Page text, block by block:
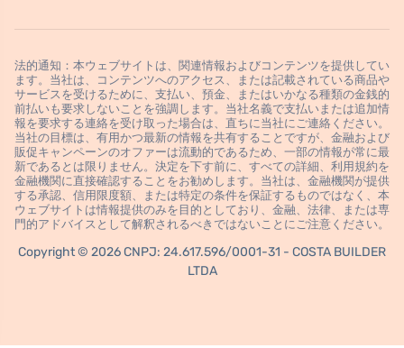
法的通知：本ウェブサイトは、関連情報およびコンテンツを提供してい
ます。当社は、コンテンツへのアクセス、または記載されている商品や
サービスを受けるために、支払い、預金、またはいかなる種類の金銭的
前払いも要求しないことを強調します。当社名義で支払いまたは追加情
報を要求する連絡を受け取った場合は、直ちに当社にご連絡ください。
当社の目標は、有用かつ最新の情報を共有することですが、金融および
販促キャンペーンのオファーは流動的であるため、一部の情報が常に最
新であるとは限りません。決定を下す前に、すべての詳細、利用規約を
金融機関に直接確認することをお勧めします。当社は、金融機関が提供
する承認、信用限度額、または特定の条件を保証するものではなく、本
ウェブサイトは情報提供のみを目的としており、金融、法律、または専
門的アドバイスとして解釈されるべきではないことにご注意ください。
Copyright © 2026 CNPJ: 24.617.596/0001-31 - COSTA BUILDER
LTDA